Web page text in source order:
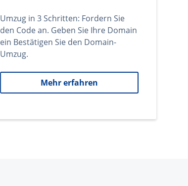
Umzug in 3 Schritten: Fordern Sie
den Code an. Geben Sie Ihre Domain
ein Bestätigen Sie den Domain-
Umzug.
Mehr erfahren